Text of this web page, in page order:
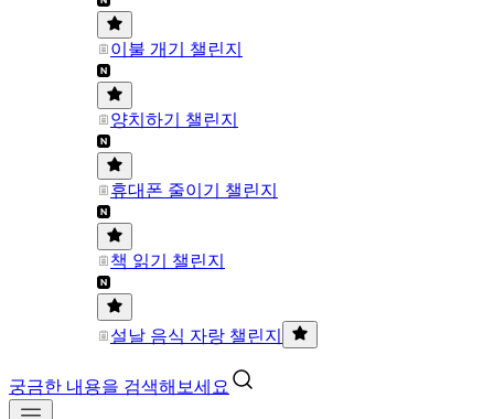
이불 개기 챌린지
양치하기 챌린지
휴대폰 줄이기 챌린지
책 읽기 챌린지
설날 음식 자랑 챌린지
궁금한 내용을 검색해보세요